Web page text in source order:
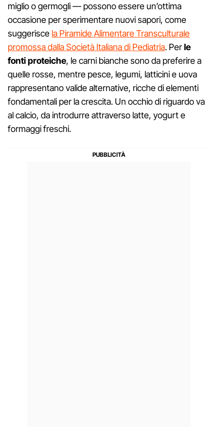
miglio o germogli — possono essere un’ottima
occasione per sperimentare nuovi sapori, come
suggerisce la Piramide Alimentare Transculturale
promossa dalla Società Italiana di Pediatria. Perle
fonti proteiche, le carni bianche sono da preferire a
quelle rosse, mentre pesce, legumi, latticini e uova
rappresentano valide alternative, ricche di elementi
fondamentali per la crescita. Un occhio di riguardo va
al calcio, da introdurre attraverso latte, yogurt e
formaggi freschi.